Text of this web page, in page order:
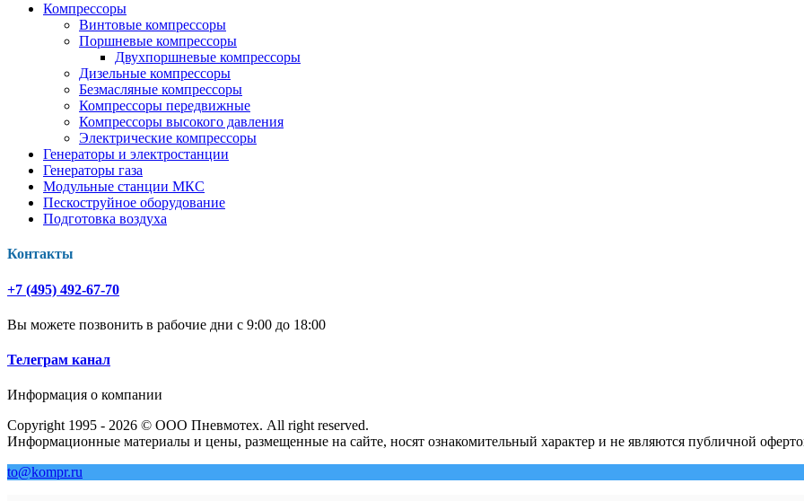
Компрессоры
Винтовые компрессоры
Поршневые компрессоры
Двухпоршневые компрессоры
Дизельные компрессоры
Безмасляные компрессоры
Компрессоры передвижные
Компрессоры высокого давления
Электрические компрессоры
Генераторы и электростанции
Генераторы газа
Модульные станции МКС
Пескоструйное оборудование
Подготовка воздуха
Контакты
+7 (495) 492-67-70
Вы можете позвонить в рабочие дни с 9:00 до 18:00
Телеграм канал
Информация о компании
Copyright 1995 - 2026 © ООО Пневмотех. All right reserved.
Информационные материалы и цены, размещенные на сайте, носят ознакомительный характер и не являются публичной
to@kompr.ru